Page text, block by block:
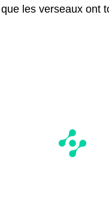
les verseaux ont